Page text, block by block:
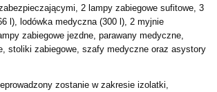
2 lampy zabiegowe sufitowe, 3
l), lodówka medyczna (300 l), 2 myjnie
zabiegowe jezdne, parawany medyczne,
stoliki zabiegowe, szafy medyczne oraz asystory
zostanie w zakresie izolatki,